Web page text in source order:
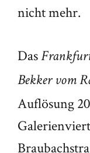
nicht mehr.
Das
Bekker vom
Auflösung